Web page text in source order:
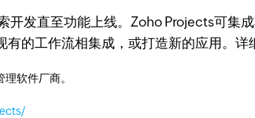
发直至功能上线。Zoho Projects可集
的工作流相集成，或打造新的应用。详
软件厂商。